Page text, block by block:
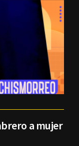
a mujer